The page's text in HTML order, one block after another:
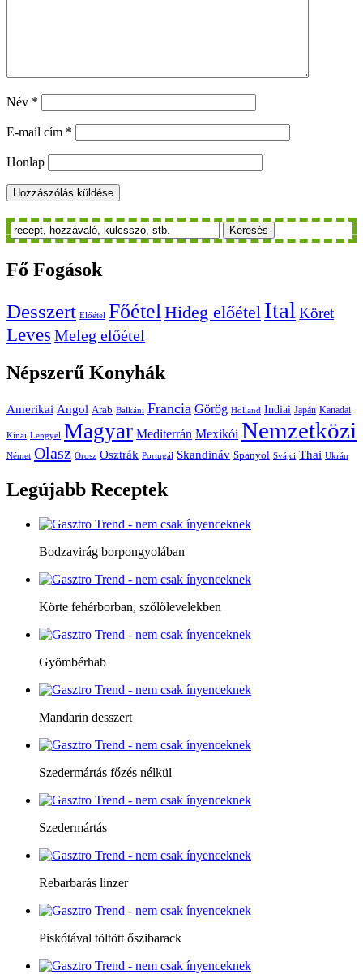
Név *
E-mail cím *
Honlap
Keresés
Fő Fogások
Desszert Előétel FőételHideg előétel Ital Köret
Leves Meleg előétel
Népszerű Konyhák
Amerikai Angol Arab Balkáni Francia Görög Holland Indiai Japán Kanadai
Kínai Lengyel Magyar Mediterrán Mexikói Nemzetközi
Német Olasz Orosz Osztrák Portugál Skandináv Spanyol Svájci Thai Ukrán
Legújabb Receptek
Bodzavirág borpongyolában
Körte fehérborban, szőlőlevelekben
Gyömbérhab
Mandarin desszert
Szedermártás főzés nélkül
Szedermártás
Rebarbarás linzer
Piskótával töltött őszibarack